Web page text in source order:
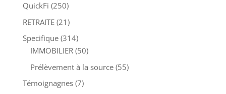
QuickFi (250)
RETRAITE(21)
Specifique (314)
IMMOBILIER(50)
Prélèvement à la source (55)
Témoignagnes(7)